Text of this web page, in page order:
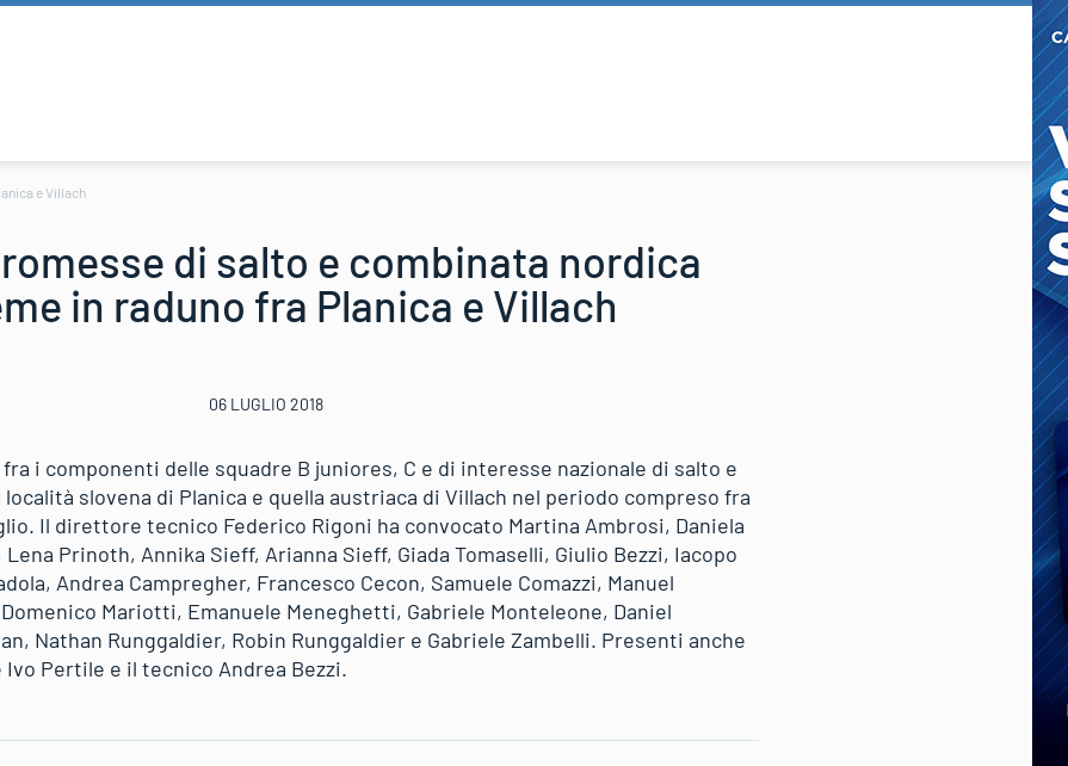
e Villach
di salto e combinata nordica
in raduno fra Planica e Villach
06 LUGLIO 2018
i componenti delle squadre B juniores, C e di interesse nazionale di salto e
slovena di Planica e quella austriaca di Villach nel periodo compreso fra
Il direttore tecnico Federico Rigoni ha convocato Martina Ambrosi, Daniela
Prinoth, Annika Sieff, Arianna Sieff, Giada Tomaselli, Giulio Bezzi, Iacopo
Andrea Campregher, Francesco Cecon, Samuele Comazzi, Manuel
Mariotti, Emanuele Meneghetti, Gabriele Monteleone, Daniel
Nathan Runggaldier, Robin Runggaldier e Gabriele Zambelli. Presenti anche
Pertile e il tecnico Andrea Bezzi.